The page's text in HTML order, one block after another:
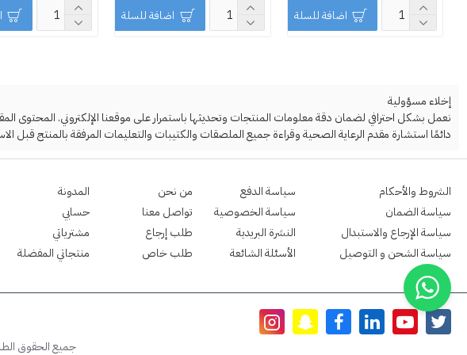
اضافة للسلة اضافة للسلة
إخلاء مسؤولية
نعمل بشكل احترافي لضمان دقة معلومات المنتجات وتحديثها باستمرار على موقعنا الإلكتروني. المحتوى
دائمًا استشارة مقدم الرعاية الصحية وقراءة جميع الملصقات والكتيبات والتعليمات المرفقة بالمنتج قبل
الشروط والأحكام
سياسة الضمان
سياسة الإرجاع والاستبدال
سياسة الشحن و التوصيل
سياسة الدفع
سياسة الخصوصية
النشرة البريدية
الأسئلة الشائعة
من نحن
تواصل معنا
طلب إرجاع
طلب خاص
المدونة
حسابي
مشترياتي
منتجاتي المفضلة
جميع الحقوق